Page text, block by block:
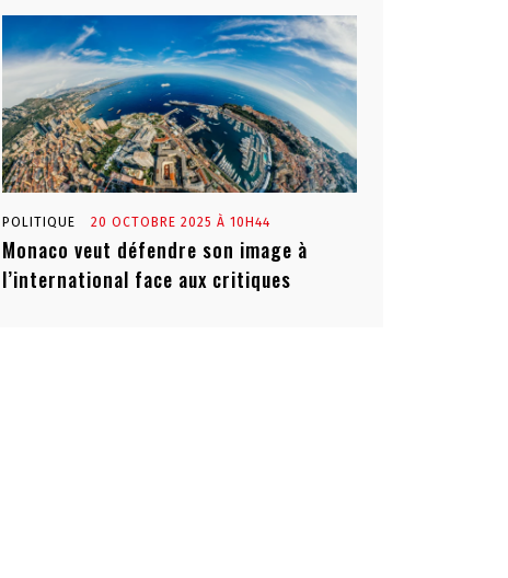
POLITIQUE 20 OCTOBRE 2025 À 10H44
Monaco veut défendre son image à
l’international face aux critiques